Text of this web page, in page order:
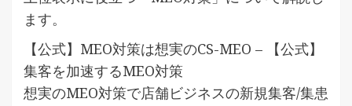
ます。
【公式】MEO対策は想実のCS-MEO – 【公式】
集客を加速するMEO対策
想実のMEO対策で店舗ビジネスの新規集客/集患